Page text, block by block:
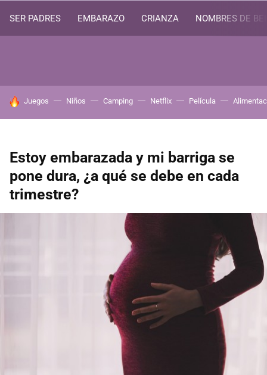
SER PADRES EMBARAZO CRIANZA NOMBRES DE
HOY SE HABLA DE
Juegos Niños Camping Netflix Película
Estoy embarazada y mi barriga se
pone dura, ¿a qué se debe en cada
trimestre?